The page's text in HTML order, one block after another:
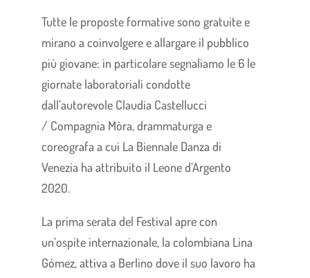
Tutte le proposte formative sono gratuite e
mirano a coinvolgere e allargare il pubblico
più giovane: in particolare segnaliamo le 6 le
giornate laboratoriali condotte
dall’autorevole Claudia Castellucci
/ Compagnia Mòra, drammaturga e
coreografa a cui La Biennale Danza di
Venezia ha attribuito il Leone d’Argento
2020.
La prima serata del Festival apre con
un’ospite internazionale, la colombiana Lina
Gómez, attiva a Berlino dove il suo lavoro ha